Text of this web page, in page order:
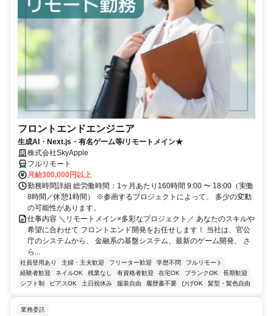
フロントエンドエンジニア
生成AI・Next.js・有名ゲーム等/リモートメイン★
株式会社SkyApple
フルリモート
月給300,000円以上
勤務時間詳細 総労働時間：1ヶ月あたり160時間 9:00 〜 18:00（実働
8時間／休憩1時間） ※参画するプロジェクトによって、 多少の変動
の可能性があります。
仕事内容 ＼リモートメイン×多彩なプロジェクト／ あなたのスキルや
希望に合わせて フロントエンド開発をお任せします！ 当社は、官公
庁のシステムから、 金融系の基盤システム、最新のゲーム開発、 さ
ら...
社員登用あり 主婦・主夫歓迎 フリーター歓迎 学歴不問
フルリモート
経験者歓迎
ネイルOK 残業なし 有資格者歓迎 在宅OK ブランクOK
長期歓迎
シフト制
ピアスOK 土日祝休み 服装自由 履歴書不要 ひげOK 髪型・髪色自由
業務委託